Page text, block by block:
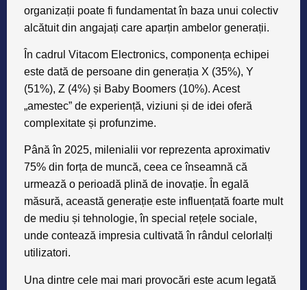
organizații poate fi fundamentat în baza unui colectiv
alcătuit din angajați care aparțin ambelor generații.
În cadrul Vitacom Electronics, componența echipei
este dată de persoane din generația X (35%), Y
(51%), Z (4%) și Baby Boomers (10%). Acest
„amestec” de experiență, viziuni și de idei oferă
complexitate și profunzime.
Până în 2025, milenialii vor reprezenta aproximativ
75% din forța de muncă, ceea ce înseamnă că
urmează o perioadă plină de inovație. În egală
măsură, această generație este influențată foarte mult
de mediu și tehnologie, în special rețele sociale,
unde contează impresia cultivată în rândul celorlalți
utilizatori.
Una dintre cele mai mari provocări este acum legată